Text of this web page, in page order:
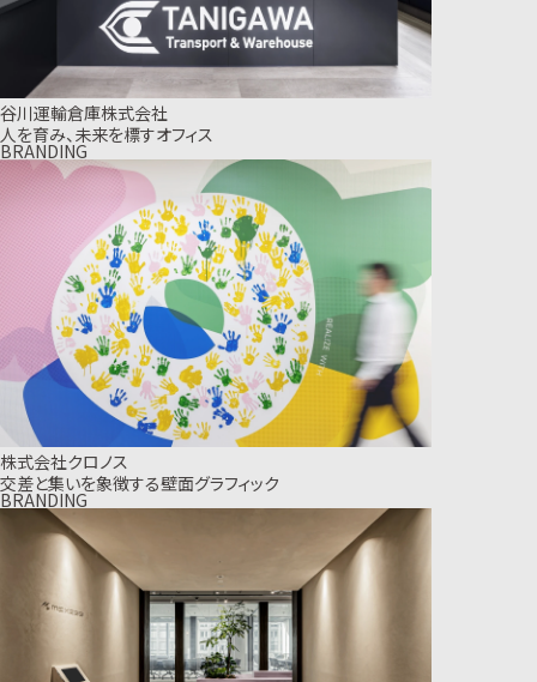
谷川運輸倉庫株式会社
人を育み、未来を標すオフィス
BRANDING
株式会社クロノス
交差と集いを象徴する壁面グラフィック
BRANDING